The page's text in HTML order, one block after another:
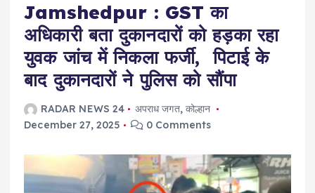
Jamshedpur : GST का
अधिकारी बता दुकानदारों को हड़का रहा
युवक जांच में निकला फर्जी, पिटाई के
बाद दुकानदारों ने पुलिस को सौंपा
RADAR NEWS 24 अपराध जगत, कोल्हान
December 27, 2025
0 Comments